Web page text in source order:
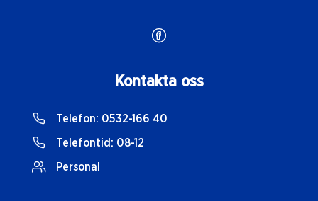
Kontakta oss
Telefon: 0532-166 40
Telefontid: 08-12
Personal